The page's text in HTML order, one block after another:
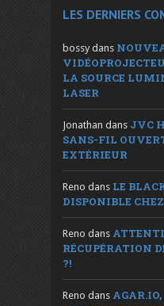
LES DERNIERS
bossy dans
LA SOURCE
LASER
Jonathan dans JVC
SANS-FIL
EXTÉRIEUR
Reno dans LE
DISPONIBLE
Reno dans
RÉCUPÉRATION
?!
Reno dans